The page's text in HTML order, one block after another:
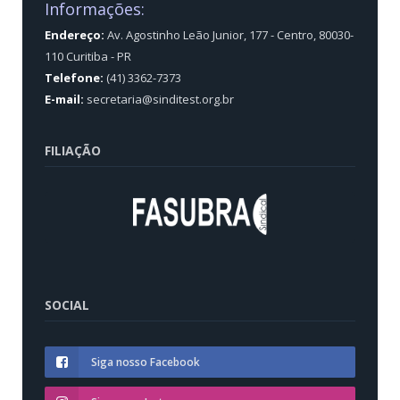
Informações:
Endereço: Av. Agostinho Leão Junior, 177 - Centro, 80030-
110 Curitiba - PR
Telefone: (41) 3362-7373
E-mail: secretaria@sinditest.org.br
FILIAÇÃO
SOCIAL
Siga nosso Facebook